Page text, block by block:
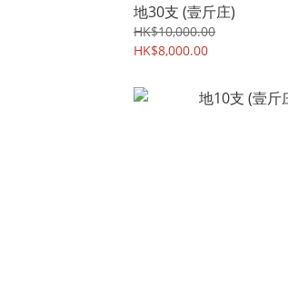
地30支 (壹斤庄)
HK$10,000.00
HK$8,000.00